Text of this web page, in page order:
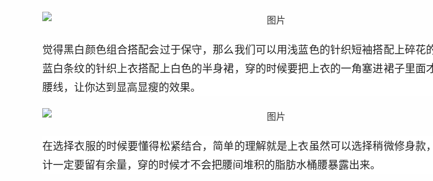
觉得黑白颜色组合搭配会过于保守，那么我们可以用浅蓝色的针织短袖搭配上碎花
蓝白条纹的针织上衣搭配上白色的半身裙，穿的时候要把上衣的一角塞进裙子里面
腰线，让你达到显高显瘦的效果。
在选择衣服的时候要懂得松紧结合，简单的理解就是上衣虽然可以选择稍微修身款
计一定要留有余量，穿的时候才不会把腰间堆积的脂肪水桶腰暴露出来。